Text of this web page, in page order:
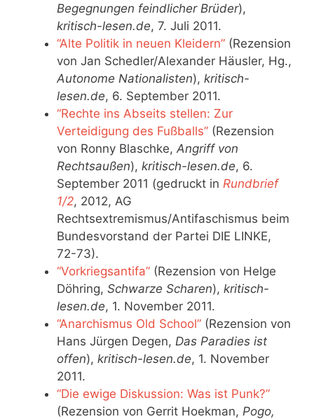
Begegnungen feindlicher Brüder),
kritisch-lesen.de, 7. Juli 2011.
“Alte Politik in neuen Kleidern” (Rezension
von Jan Schedler/Alexander Häusler, Hg.,
Autonome Nationalisten), kritisch-
lesen.de, 6. September 2011.
“Rechte ins Abseits stellen: Zur
Verteidigung des Fußballs” (Rezension
von Ronny Blaschke, Angriff von
Rechtsaußen), kritisch-lesen.de, 6.
September 2011 (gedruckt in Rundbrief
1/2, 2012, AG
Rechtsextremismus/Antifaschismus beim
Bundesvorstand der Partei DIE LINKE,
72-73).
“Vorkriegsantifa” (Rezension von Helge
Döhring, Schwarze Scharen), kritisch-
lesen.de, 1. November 2011.
“Anarchismus Old School” (Rezension von
Hans Jürgen Degen, Das Paradies ist
offen), kritisch-lesen.de, 1. November
2011.
“Die ewige Diskussion: Was ist Punk?”
(Rezension von Gerrit Hoekman, Pogo,